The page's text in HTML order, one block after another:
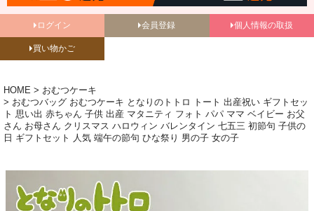
ログイン 会員登録 個人情報の取扱
買い物かご
HOME
おむつケーキ
おむつバッグ おむつケーキ となりのトトロ トート 出産祝い ギフトセッ
ト 思い出 赤ちゃん 子供 出産 マタニティ フォト パパ ママ ベイビー お父
さん お母さん クリスマス ハロウィン バレンタイン 七五三 初節句 子供の
日 ギフトセット 人気 端午の節句 ひな祭り 男の子 女の子